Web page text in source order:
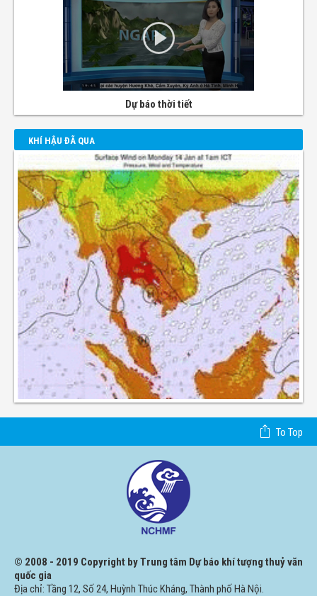
Dự báo thời tiết
KHÍ HẬU ĐÃ QUA
To Top
© 2008 - 2019 Copyright by Trung tâm Dự báo khí tượng thuỷ văn
quốc gia
Địa chỉ: Tầng 12, Số 24, Huỳnh Thúc Kháng, Thành phố Hà Nội.